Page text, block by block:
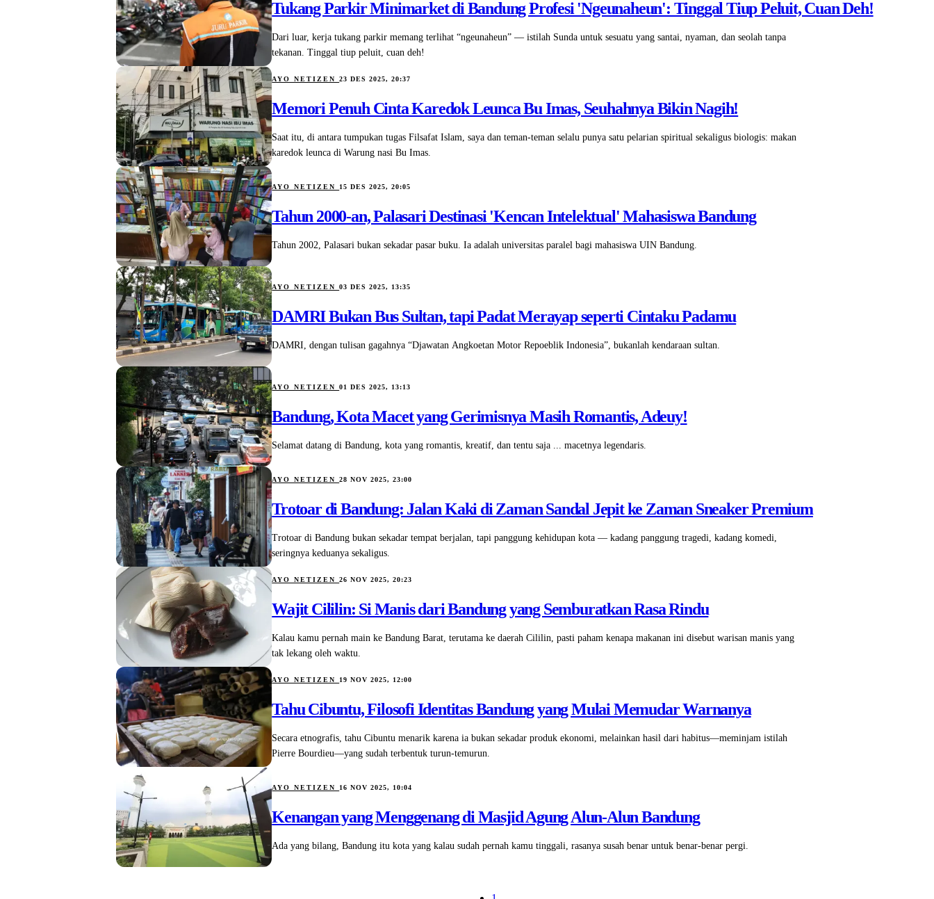
Tukang Parkir Minimarket di Bandung Profesi 'Ngeunaheun': Tinggal Tiup Peluit, Cuan Deh!
Dari luar, kerja tukang parkir memang terlihat “ngeunaheun” — istilah Sunda untuk sesuatu yang santai, nyaman, dan seolah tanpa
tekanan. Tinggal tiup peluit, cuan deh!
AYO NETIZEN23 DES 2025, 20:37
Memori Penuh Cinta Karedok Leunca Bu Imas, Seuhahnya Bikin Nagih!
Saat itu, di antara tumpukan tugas Filsafat Islam, saya dan teman-teman selalu punya satu pelarian spiritual sekaligus biologis: makan
karedok leunca di Warung nasi Bu Imas.
AYO NETIZEN 15 DES 2025, 20:05
Tahun 2000-an, Palasari Destinasi 'Kencan Intelektual' Mahasiswa Bandung
Tahun 2002, Palasari bukan sekadar pasar buku. Ia adalah universitas paralel bagi mahasiswa UIN Bandung.
AYO NETIZEN03 DES 2025, 13:35
DAMRI Bukan Bus Sultan, tapi Padat Merayap seperti Cintaku Padamu
DAMRI, dengan tulisan gagahnya “Djawatan Angkoetan Motor Repoeblik Indonesia”, bukanlah kendaraan sultan.
AYO NETIZEN01 DES 2025, 13:13
Bandung, Kota Macet yang Gerimisnya Masih Romantis, Adeuy!
Selamat datang di Bandung, kota yang romantis, kreatif, dan tentu saja ... macetnya legendaris.
AYO NETIZEN28 NOV 2025, 23:00
Trotoar di Bandung: Jalan Kaki di Zaman Sandal Jepit ke Zaman Sneaker Premium
Trotoar di Bandung bukan sekadar tempat berjalan, tapi panggung kehidupan kota — kadang panggung tragedi, kadang komedi,
seringnya keduanya sekaligus.
AYO NETIZEN26 NOV 2025, 20:23
Wajit Cililin: Si Manis dari Bandung yang Semburatkan Rasa Rindu
Kalau kamu pernah main ke Bandung Barat, terutama ke daerah Cililin, pasti paham kenapa makanan ini disebut warisan manis yang
tak lekang oleh waktu.
AYO NETIZEN 19 NOV 2025, 12:00
Tahu Cibuntu, Filosofi Identitas Bandung yang Mulai Memudar Warnanya
Secara etnografis, tahu Cibuntu menarik karena ia bukan sekadar produk ekonomi, melainkan hasil dari habitus—meminjam istilah
Pierre Bourdieu—yang sudah terbentuk turun-temurun.
AYO NETIZEN 16 NOV 2025, 10:04
Kenangan yang Menggenang di Masjid Agung Alun-Alun Bandung
Ada yang bilang, Bandung itu kota yang kalau sudah pernah kamu tinggali, rasanya susah benar untuk benar-benar pergi.